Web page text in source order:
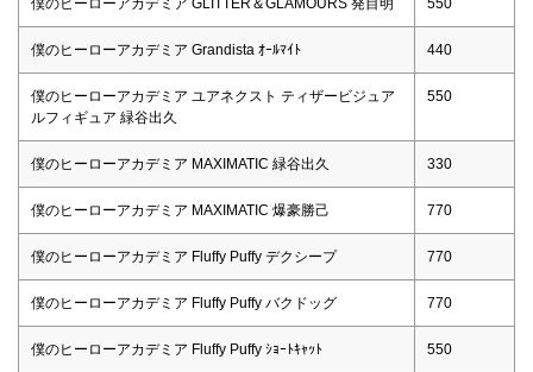
僕のヒーローアカデミア GLITTER＆GLAMOURS 発目明 550
僕のヒーローアカデミア Grandista ｵｰﾙﾏｲﾄ 440
僕のヒーローアカデミア ユアネクスト ティザービジュア
ルフィギュア 緑谷出久
550
僕のヒーローアカデミア MAXIMATIC 緑谷出久 330
僕のヒーローアカデミア MAXIMATIC 爆豪勝己 770
僕のヒーローアカデミア Fluffy Puffy デクシープ 770
僕のヒーローアカデミア Fluffy Puffy バクドッグ 770
僕のヒーローアカデミア Fluffy Puffy ｼｮｰﾄｷｬｯﾄ 550